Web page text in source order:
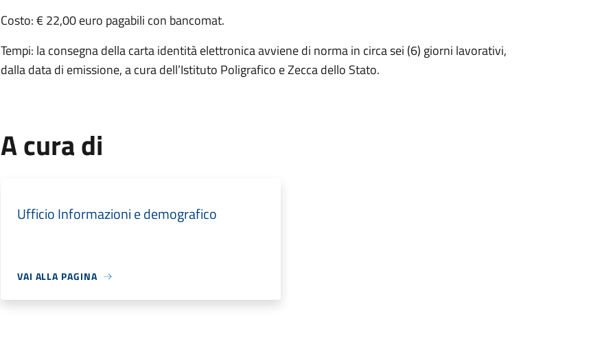
Costo: € 22,00 euro pagabili con bancomat.
Tempi: la consegna della carta identità elettronica avviene di norma in circa sei (6) giorni lavorativi,
dalla data di emissione, a cura dell’Istituto Poligrafico e Zecca dello Stato.
A cura di
Ufficio Informazioni e demografico
VAI ALLA PAGINA